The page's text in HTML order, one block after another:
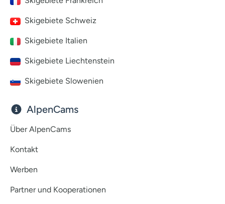
Skigebiete Schweiz
Skigebiete Italien
Skigebiete Liechtenstein
Skigebiete Slowenien
AlpenCams
Über AlpenCams
Kontakt
Werben
Partner und Kooperationen